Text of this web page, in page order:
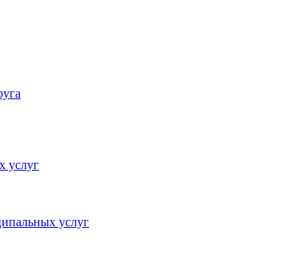
услуг
услуг